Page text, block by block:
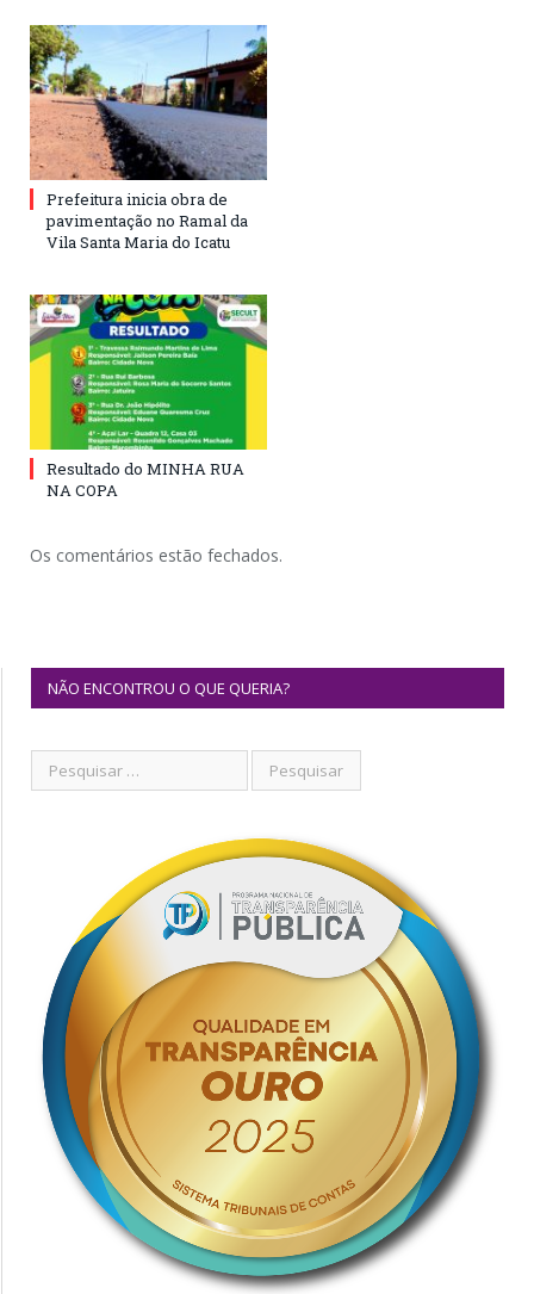
Prefeitura inicia obra de
pavimentação no Ramal da
Vila Santa Maria do Icatu
Resultado do MINHA RUA
NA COPA
Os comentários estão fechados.
NÃO ENCONTROU O QUE QUERIA?